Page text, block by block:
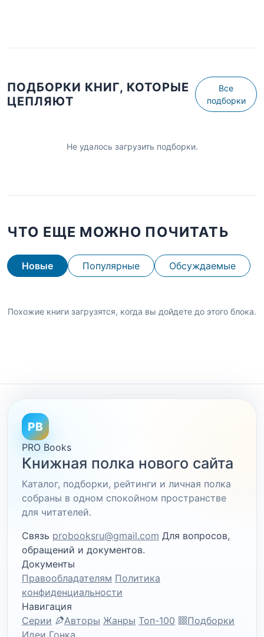
ПОДБОРКИ КНИГ, КОТОРЫЕ
ЦЕПЛЯЮТ
Все
подборки
Не удалось загрузить подборки.
ЧТО ЕЩЕ МОЖНО ПОЧИТАТЬ
Новые Популярные Обсуждаемые
Похожие книги загрузятся, когда вы дойдете до этого блока.
PB
PRO Books
Книжная полка нового сайта
Каталог, подборки, рейтинги и личная полка
собраны в одном спокойном пространстве
для читателей.
Связь probooksru@gmail.com Для вопросов,
обращений и документов.
Документы
Правообладателям Политика
конфиденциальности
Навигация
Серии
Авторы Жанры Топ-100
Подборки